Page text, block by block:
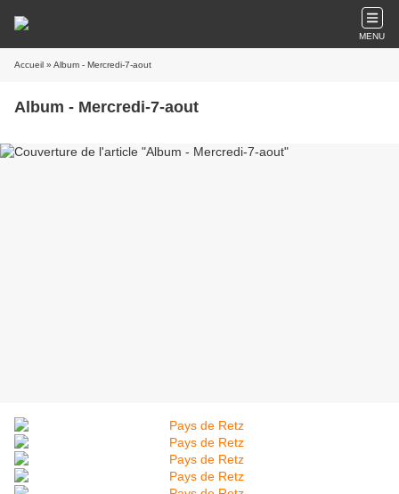
MENU
Accueil » Album - Mercredi-7-aout
Album - Mercredi-7-aout